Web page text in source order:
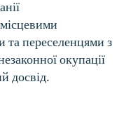
місцевими
та переселенцями з
окупації
досвід.